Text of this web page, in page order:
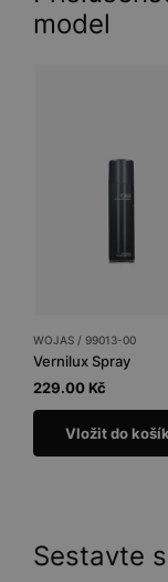
model
WOJAS / 99013-00
Vernilux Spray
229.00 Kč
Vložit do
Sestavte